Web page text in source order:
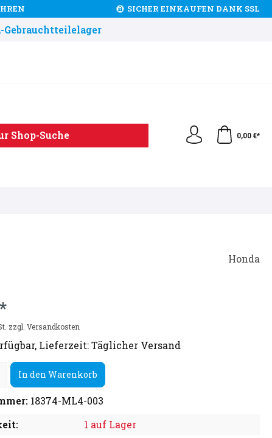
SICHER EINKAUFEN DANK SSL
Gebrauchtteilelager
Shop-Suche 0,00 €*
Honda
zzgl. Versandkosten
Lieferzeit: Täglicher Versand
In den Warenkorb
18374-ML4-003
1 auf Lager